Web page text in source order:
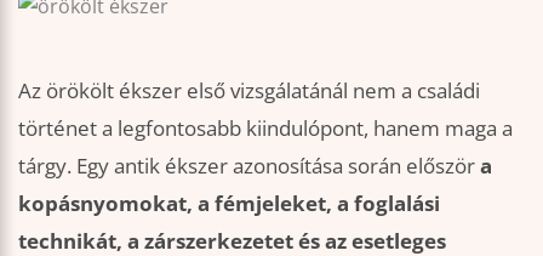
Az örökölt ékszer első vizsgálatánál nem a családi
történet a legfontosabb kiindulópont, hanem maga a
tárgy. Egy antik ékszer azonosítása során előszöra
kopásnyomokat, a fémjeleket, a foglalási
technikát, a zárszerkezetet és az esetleges